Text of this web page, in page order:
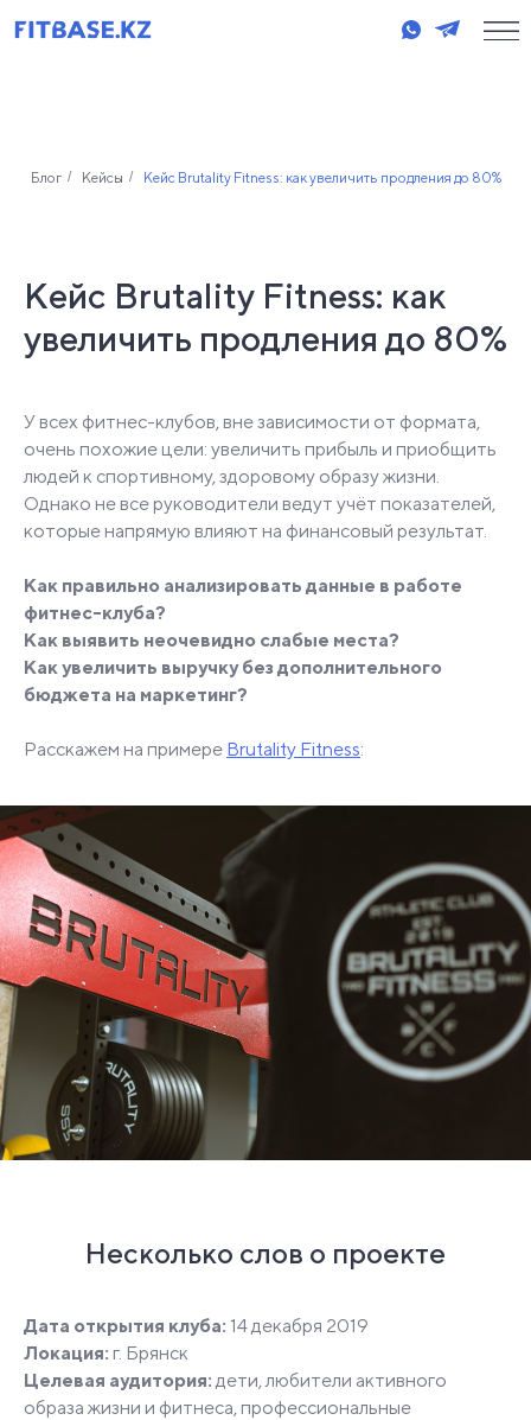
Блог / Кейсы / Кейс Brutality Fitness: как увеличить продления до 80%
Кейс Brutality Fitness: как
увеличить продления до 80%
У всех фитнес-клубов, вне зависимости от формата,
очень похожие цели: увеличить прибыль и приобщить
людей к спортивному, здоровому образу жизни.
Однако не все руководители ведут учёт показателей,
которые напрямую влияют на финансовый результат.
Как правильно анализировать данные в работе
фитнес-клуба?
Как выявить неочевидно слабые места?
Как увеличить выручку без дополнительного
бюджета на маркетинг?
Расскажем на примере Brutality Fitness:
Несколько слов о проекте
Дата открытия клуба: 14 декабря 2019
Локация: г. Брянск
Целевая аудитория: дети, любители активного
образа жизни и фитнеса, профессиональные